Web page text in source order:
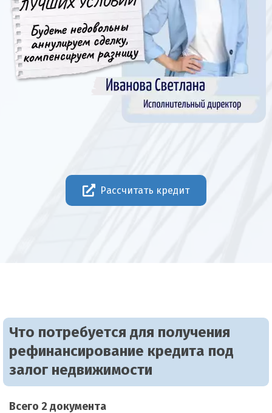
Рассчитать кредит
Что потребуется для получения
рефинансирование кредита под
залог недвижимости
Всего 2 документа